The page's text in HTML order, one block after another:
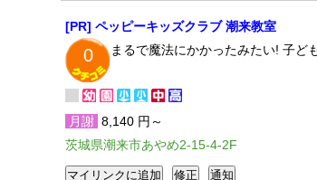
[PR] ペッピーキッズクラブ 潮来教室
0 まるで魔法にかかったみたい! 子ど
月謝 8,140 円～
茨城県潮来市あやめ2-15-4-2F